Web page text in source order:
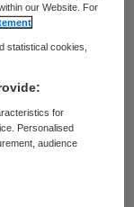
hoeverre er
our Website. For
statistical cookies,
for
Personalised
audience